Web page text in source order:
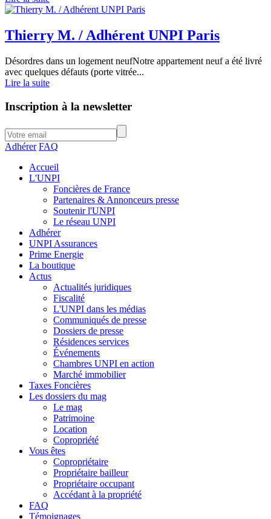
Thierry M. / Adhérent UNPI Paris
Désordres dans un logement neufNotre appartement neuf a été livré
avec quelques défauts (porte vitrée...
Lire la suite
Inscription à la newsletter
Adhérer FAQ
Accueil
L'UNPI
Foncières de France
Partenaires & Annonceurs presse
Soutenir l'UNPI
Le réseau UNPI
Adhérer
UNPI Assurances
Prime Energie
La boutique
Actus
Actualités juridiques
Fiscalité
L'UNPI dans les médias
Communiqués de presse
Dossiers de presse
Résidences services
Événements
Chambres UNPI en action
Marché immobilier
Taxes Foncières
Les dossiers du mag
Le mag
Patrimoine
Location
Copropriété
Vous êtes
Copropriétaire
Propriétaire bailleur
Propriétaire occupant
Accédant à la propriété
FAQ
Témoignages